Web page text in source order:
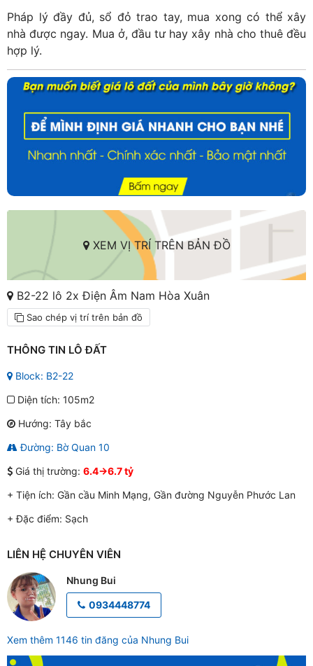
Pháp lý đầy đủ, sổ đỏ trao tay, mua xong có thể xây
nhà được ngay. Mua ở, đầu tư hay xây nhà cho thuê đều
hợp lý.
XEM VỊ TRÍ TRÊN BẢN ĐỒ
B2-22 lô 2x Điện Âm Nam Hòa Xuân
Sao chép vị trí trên bản đồ
THÔNG TIN LÔ ĐẤT
Block: B2-22
Diện tích: 105m2
Hướng: Tây bắc
Đường: Bờ Quan 10
Giá thị trường: 6.4->6.7 tỷ
+ Tiện ích: Gần cầu Minh Mạng, Gần đường Nguyễn Phước Lan
+ Đặc điểm: Sạch
LIÊN HỆ CHUYÊN VIÊN
Nhung Bui
0934448774
Xem thêm 1146 tin đăng của Nhung Bui